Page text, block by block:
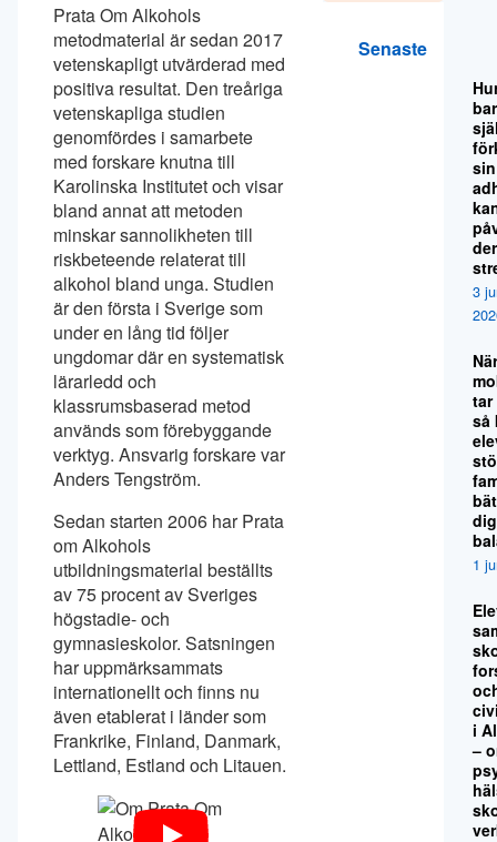
Prata Om Alkohols
metodmaterial är sedan 2017
vetenskapligt utvärderad med
positiva resultat. Den treåriga
vetenskapliga studien
genomfördes i samarbete
med forskare knutna till
Karolinska Institutet och visar
bland annat att metoden
minskar sannolikheten till
riskbeteende relaterat till
alkohol bland unga. Studien
är den första i Sverige som
under en lång tid följer
ungdomar där en systematisk
lärarledd och
klassrumsbaserad metod
används som förebyggande
verktyg. Ansvarig forskare var
Anders Tengström.
Sedan starten 2006 har Prata
om Alkohols
utbildningsmaterial beställts
av 75 procent av Sveriges
högstadie- och
gymnasieskolor. Satsningen
har uppmärksammats
internationellt och finns nu
även etablerat i länder som
Frankrike, Finland, Danmark,
Lettland, Estland och Litauen.
Senaste
sin
3
När
tar
så
1
i
–